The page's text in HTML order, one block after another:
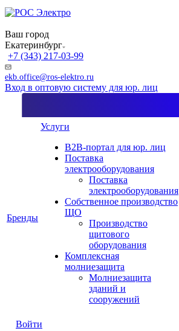
Ваш город
Екатеринбург
+7 (343) 217-03-99
ekb.office@ros-elektro.ru
Вход в оптовую систему для юр. лиц
Бренды
Услуги
B2B-портал для юр. лиц
Поставка
электрооборудования
Поставка
электрооборудования
Собственное производство
ЩО
Производство
щитового
оборудования
Комплексная
молниезащита
Молниезащита
зданий и
сооружений
Войти